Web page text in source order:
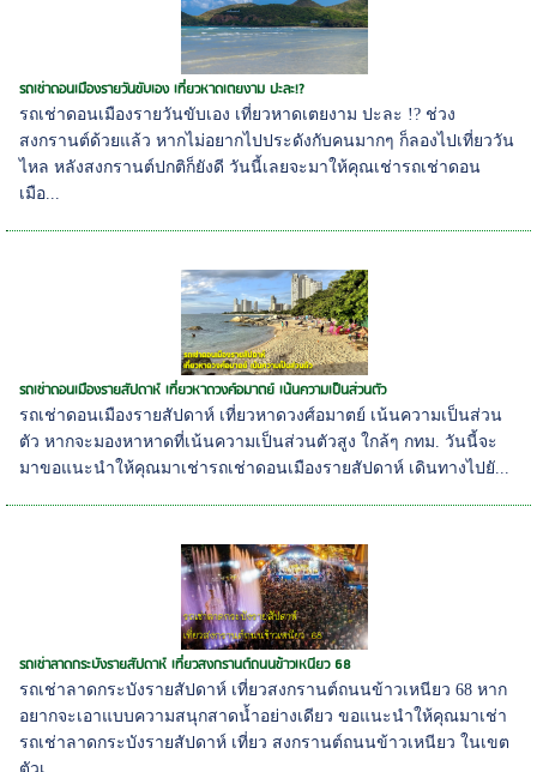
รถเช่าดอนเมืองรายวันขับเอง เที่ยวหาดเตยงาม ปะละ!?
รถเช่าดอนเมืองรายวันขับเอง เที่ยวหาดเตยงาม ปะละ !? ช่วง
สงกรานต์ด้วยแล้ว หากไม่อยากไปประดังกับคนมากๆ ก็ลองไปเที่ยววัน
ไหล หลังสงกรานต์ปกติก็ยังดี วันนี้เลยจะมาให้คุณเช่ารถเช่าดอน
เมือ...
รถเช่าดอนเมืองรายสัปดาห์ เที่ยวหาดวงศ์อมาตย์ เน้นความเป็นส่วนตัว
รถเช่าดอนเมืองรายสัปดาห์ เที่ยวหาดวงศ์อมาตย์ เน้นความเป็นส่วน
ตัว หากจะมองหาหาดที่เน้นความเป็นส่วนตัวสูง ใกล้ๆ กทม. วันนี้จะ
มาขอแนะนำให้คุณมาเช่ารถเช่าดอนเมืองรายสัปดาห์ เดินทางไปยั...
รถเช่าลาดกระบังรายสัปดาห์ เที่ยวสงกรานต์ถนนข้าวเหนียว 68
รถเช่าลาดกระบังรายสัปดาห์ เที่ยวสงกรานต์ถนนข้าวเหนียว 68 หาก
อยากจะเอาแบบความสนุกสาดน้ำอย่างเดียว ขอแนะนำให้คุณมาเช่า
รถเช่าลาดกระบังรายสัปดาห์ เที่ยว สงกรานต์ถนนข้าวเหนียว ในเขต